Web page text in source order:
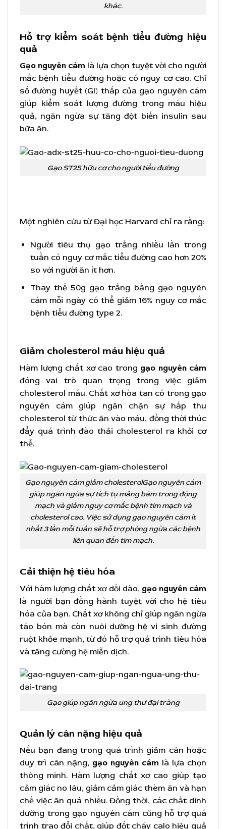
khác.
Hỗ trợ kiểm soát bệnh tiểu đường hiệu
quả
Gạo nguyên cám là lựa chọn tuyệt vời cho người
mắc bệnh tiểu đường hoặc có nguy cơ cao. Chỉ
số đường huyết (GI) thấp của gạo nguyên cám
giúp kiểm soát lượng đường trong máu hiệu
quả, ngăn ngừa sự tăng đột biến insulin sau
bữa ăn.
Gạo ST25 hữu cơ cho người tiểu đường
Một nghiên cứu từ Đại học Harvard chỉ ra rằng:
Người tiêu thụ gạo trắng nhiều lần trong
tuần có nguy cơ mắc tiểu đường cao hơn 20%
so với người ăn ít hơn.
Thay thế 50g gạo trắng bằng gạo nguyên
cám mỗi ngày có thể giảm 16% nguy cơ mắc
bệnh tiểu đường type 2.
Giảm cholesterol máu hiệu quả
Hàm lượng chất xơ cao trong gạo nguyên cám
đóng vai trò quan trọng trong việc giảm
cholesterol máu. Chất xơ hòa tan có trong gạo
nguyên cám giúp ngăn chặn sự hấp thu
cholesterol từ thức ăn vào máu, đồng thời thúc
đẩy quá trình đào thải cholesterol ra khỏi cơ
thể.
Gạo nguyên cám giảm cholesterolGạo nguyên cám
giúp ngăn ngừa sự tích tụ mảng bám trong động
mạch và giảm nguy cơ mắc bệnh tim mạch và
cholesterol cao. Việc sử dụng gạo nguyên cám ít
nhất 3 lần mỗi tuần sẽ hỗ trợ phòng ngừa các bệnh
liên quan đến tim mạch.
Cải thiện hệ tiêu hóa
Với hàm lượng chất xơ dồi dào, gạo nguyên cám
là người bạn đồng hành tuyệt vời cho hệ tiêu
hóa của bạn. Chất xơ không chỉ giúp ngăn ngừa
táo bón mà còn nuôi dưỡng hệ vi sinh đường
ruột khỏe mạnh, từ đó hỗ trợ quá trình tiêu hóa
và tăng cường hệ miễn dịch.
Gạo giúp ngăn ngừa ung thư đại tràng
Quản lý cân nặng hiệu quả
Nếu bạn đang trong quá trình giảm cân hoặc
duy trì cân nặng, gạo nguyên cám là lựa chọn
thông minh. Hàm lượng chất xơ cao giúp tạo
cảm giác no lâu, giảm cảm giác thèm ăn và hạn
chế việc ăn quá nhiều. Đồng thời, các chất dinh
dưỡng trong gạo nguyên cám cũng hỗ trợ quá
trình trao đổi chất, giúp đốt cháy calo hiệu quả